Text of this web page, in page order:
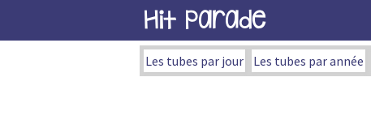
Hit Parade
Les tubes par jour Les tubes par année